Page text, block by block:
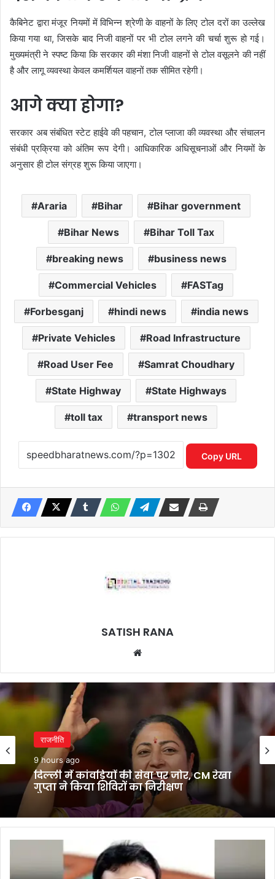
कैबिनेट द्वारा मंजूर नियमों में विभिन्न श्रेणी के वाहनों के लिए टोल दरों का उल्लेख
किया गया था, जिसके बाद निजी वाहनों पर भी टोल लगने की चर्चा शुरू हो गई।
मुख्यमंत्री ने स्पष्ट किया कि सरकार की मंशा निजी वाहनों से टोल वसूलने की नहीं
है और लागू व्यवस्था केवल कमर्शियल वाहनों तक सीमित रहेगी।
आगे क्या होगा?
सरकार अब संबंधित स्टेट हाईवे की पहचान, टोल प्लाजा की व्यवस्था और संचालन
संबंधी प्रक्रिया को अंतिम रूप देगी। आधिकारिक अधिसूचनाओं और नियमों के
अनुसार ही टोल संग्रह शुरू किया जाएगा।
Araria Bihar Bihar government
Bihar News Bihar Toll Tax
breaking news business news
Commercial Vehicles FASTag
Forbesganj hindi news india news
Private Vehicles Road Infrastructure
Road User Fee Samrat Choudhary
State Highway State Highways
toll tax transport news
Copy URL
SATISH RANA
राजनीति
9 hours ago
दिल्ली में कांवड़ियों की सेवा पर जोर, CM रेखा
गुप्ता ने किया शिविरों का निरीक्षण
दीप